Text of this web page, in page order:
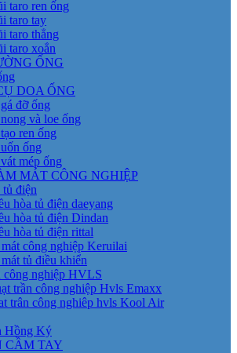
taro ren ống
taro tay
taro thẳng
taro xoắn
ỐNG
DOA ỐNG
đỡ ống
và loe ống
ren ống
ống
mép ống
MÁT CÔNG NGHIỆP
điện
hòa tủ điện daeyang
hòa tủ điện Dindan
hòa tủ điện rittal
công nghiệp Keruilai
tủ điều khiển
công nghiệp HVLS
trần công nghiệp Hvls Emaxx
trân công nghiêp hvls Kool Air
Hồng Ký
CẦM TAY